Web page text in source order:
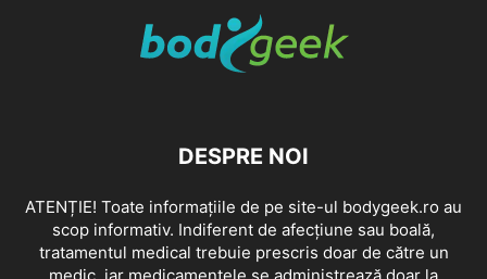
DESPRE NOI
ATENȚIE! Toate informațiile de pe site-ul bodygeek.ro au
scop informativ. Indiferent de afecțiune sau boală,
tratamentul medical trebuie prescris doar de către un